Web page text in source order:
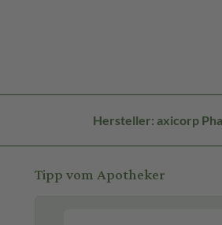
Hersteller: axicorp
Tipp vom Apotheker